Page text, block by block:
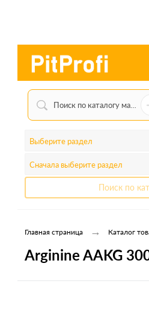
Выберите раздел
Сначала выберите раздел
Поиск по
Главная страница → Каталог
Arginine AAKG